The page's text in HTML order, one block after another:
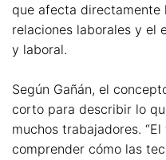
que afecta directamente
relaciones laborales y el
y laboral.
Según Gañán, el
corto para describir lo
muchos trabajadores.
comprender cómo las